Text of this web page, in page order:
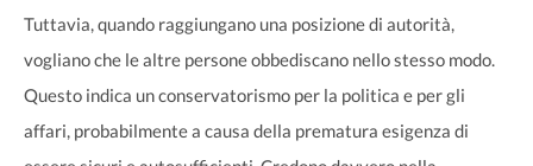
Tuttavia, quando raggiungano una posizione di autorità,
vogliano che le altre persone obbediscano nello stesso modo.
Questo indica un conservatorismo per la politica e per gli
affari, probabilmente a causa della prematura esigenza di